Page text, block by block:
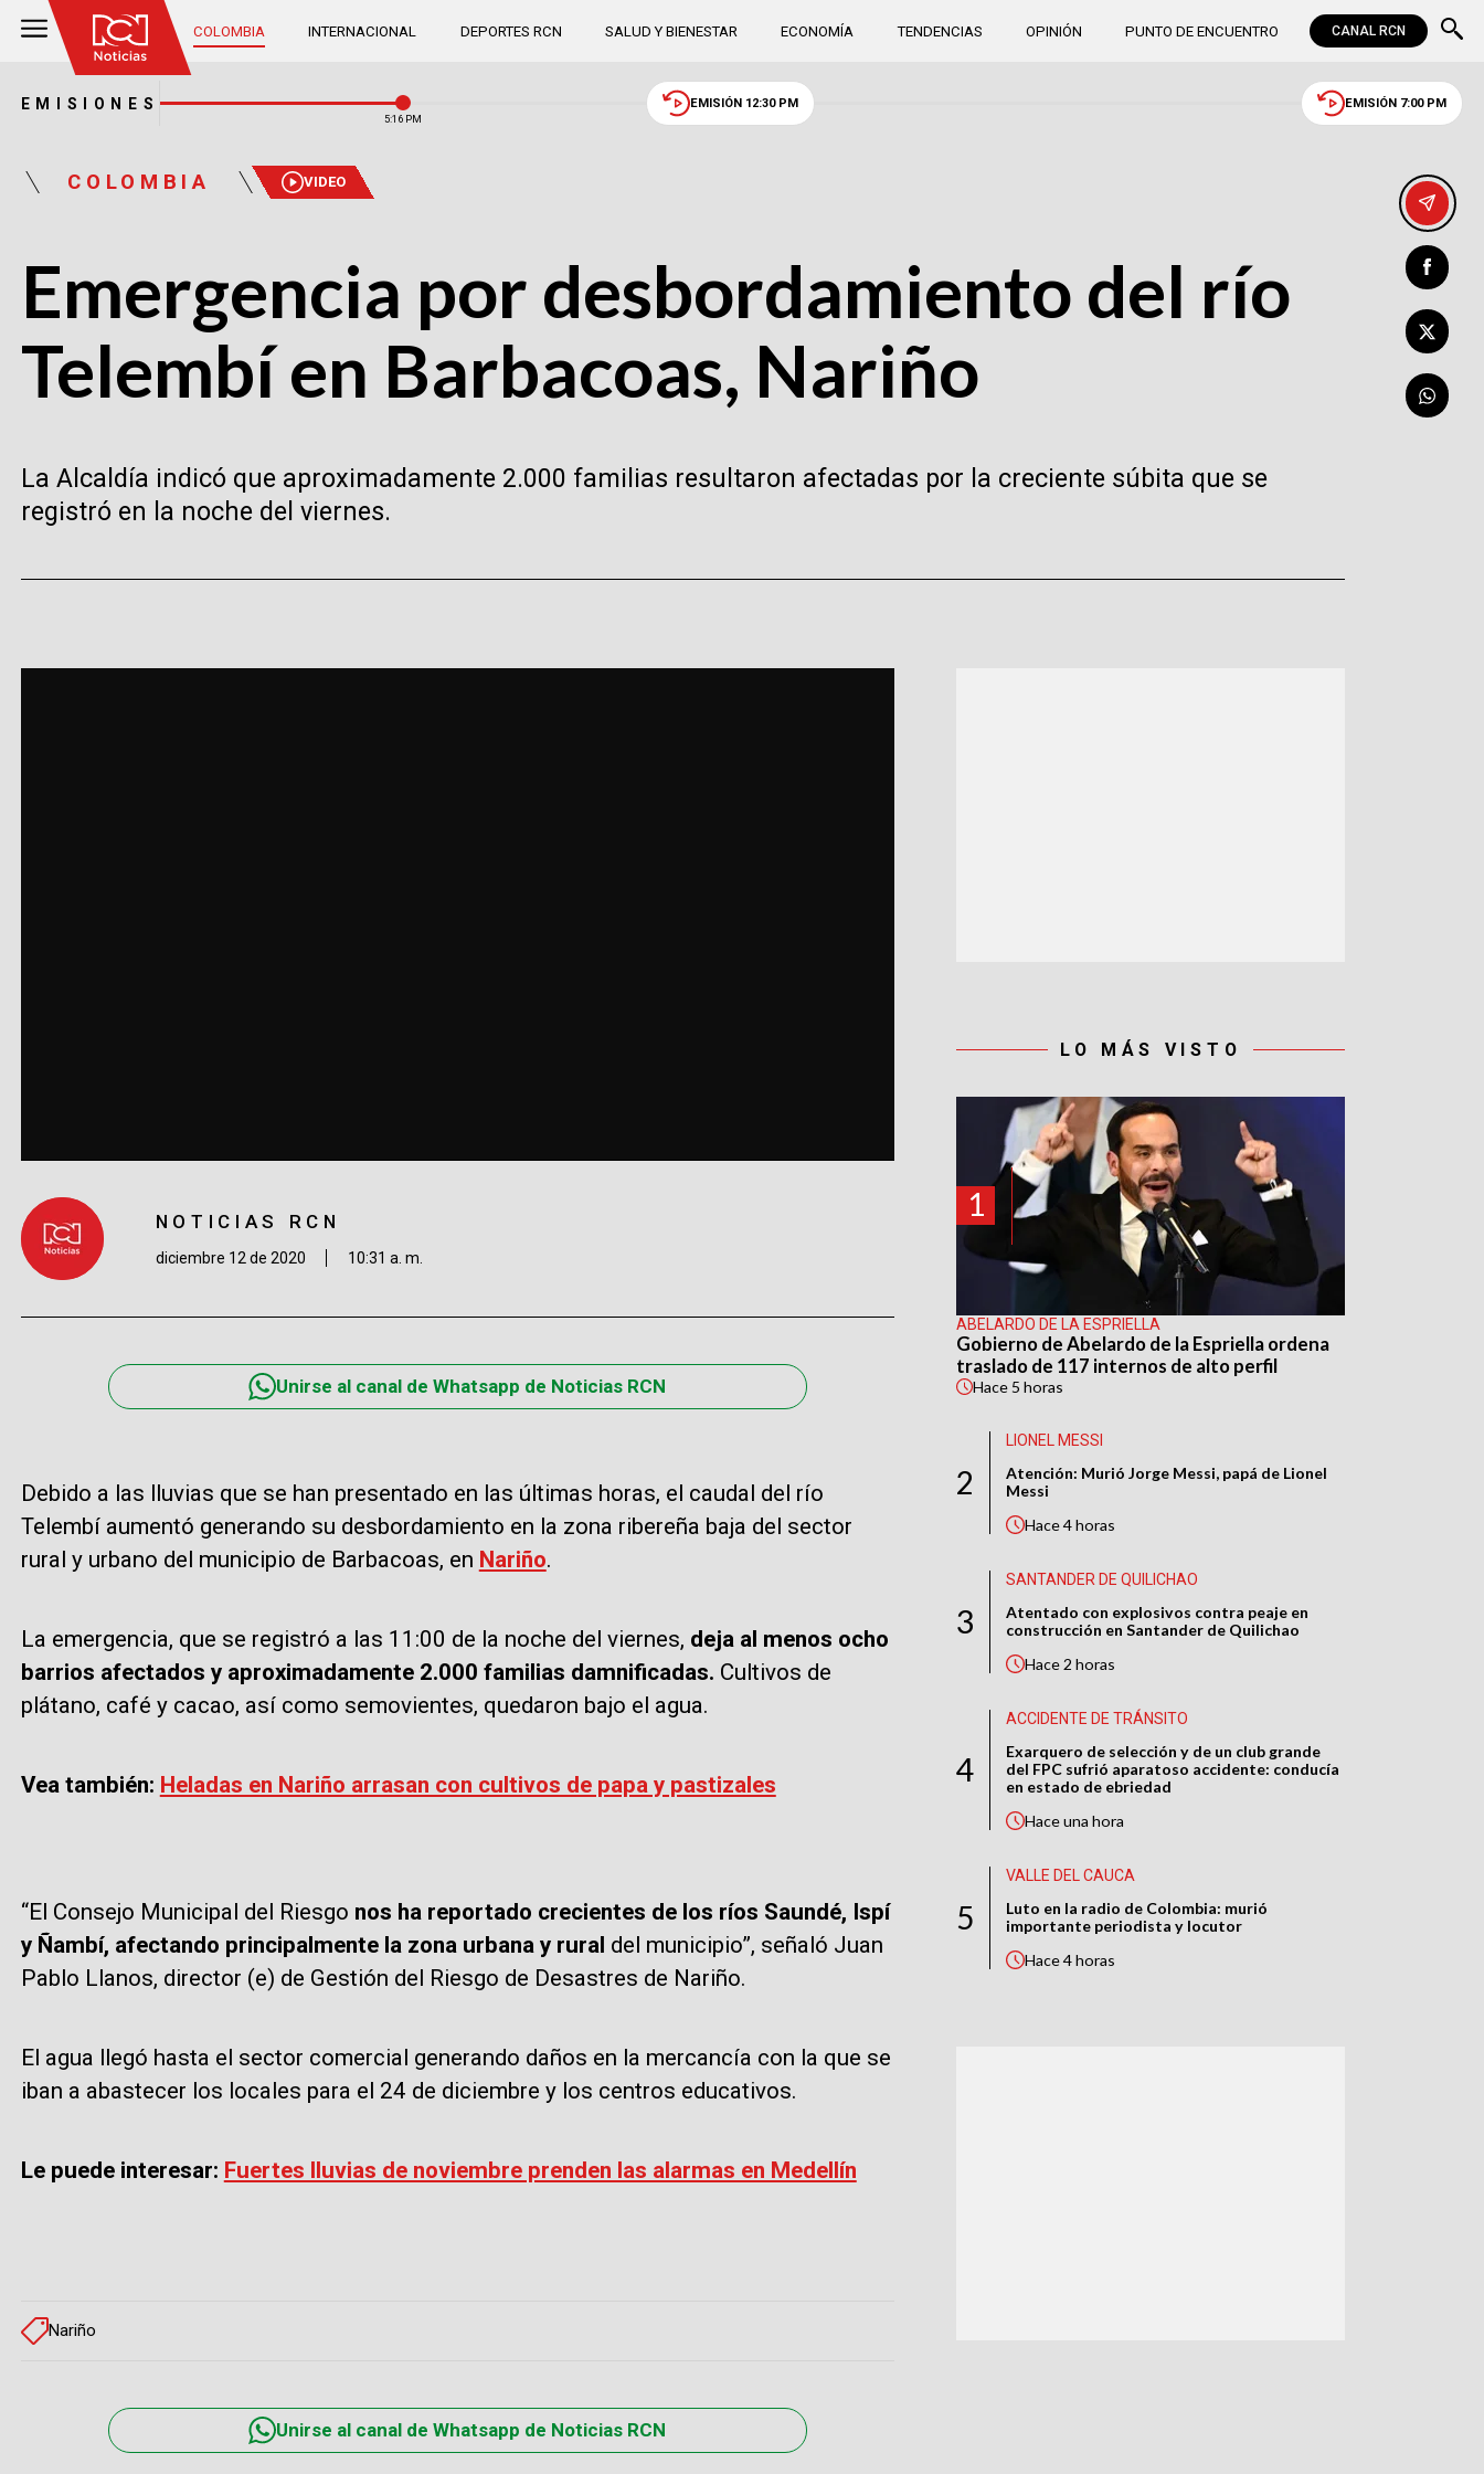
COLOMBIA INTERNACIONAL DEPORTES RCN SALUD Y BIENESTAR ECONOMÍA TENDENCIAS OPINIÓN PUNTO DE ENCUENTRO CANAL RCN
EMISIONES
5:16 PM
EMISIÓN 12:30 PM EMISIÓN 7:00 PM
COLOMBIA VIDEO
Emergencia por desbordamiento del río
Telembí en Barbacoas, Nariño
La Alcaldía indicó que aproximadamente 2.000 familias resultaron afectadas por la creciente súbita que se
registró en la noche del viernes.
NOTICIAS RCN
diciembre 12 de 2020 10:31 a. m.
Unirse al canal de Whatsapp de Noticias RCN
Debido a las lluvias que se han presentado en las últimas horas, el caudal del río
Telembí aumentó generando su desbordamiento en la zona ribereña baja del sector
rural y urbano del municipio de Barbacoas, en Nariño.
La emergencia, que se registró a las 11:00 de la noche del viernes, deja al menos ocho
barrios afectados y aproximadamente 2.000 familias damnificadas. Cultivos de
plátano, café y cacao, así como semovientes, quedaron bajo el agua.
Vea también: Heladas en Nariño arrasan con cultivos de papa y pastizales
“El Consejo Municipal del Riesgo nos ha reportado crecientes de los ríos Saundé, Ispí
y Ñambí, afectando principalmente la zona urbana y rural del municipio”, señaló Juan
Pablo Llanos, director (e) de Gestión del Riesgo de Desastres de Nariño.
El agua llegó hasta el sector comercial generando daños en la mercancía con la que se
iban a abastecer los locales para el 24 de diciembre y los centros educativos.
Le puede interesar: Fuertes lluvias de noviembre prenden las alarmas en Medellín
Nariño
Unirse al canal de Whatsapp de Noticias RCN
LO MÁS VISTO
1
ABELARDO DE LA ESPRIELLA
Gobierno de Abelardo de la Espriella ordena
traslado de 117 internos de alto perfil
Hace 5 horas
2
LIONEL MESSI
Atención: Murió Jorge Messi, papá de Lionel
Messi
Hace4 horas
3
SANTANDER DE QUILICHAO
Atentado con explosivos contra peaje en
construcción en Santander de Quilichao
Hace2 horas
4
ACCIDENTE DE TRÁNSITO
Exarquero de selección y de un club grande
del FPC sufrió aparatoso accidente: conducía
en estado de ebriedad
Haceuna hora
5
VALLE DEL CAUCA
Luto en la radio de Colombia: murió
importante periodista y locutor
Hace4 horas